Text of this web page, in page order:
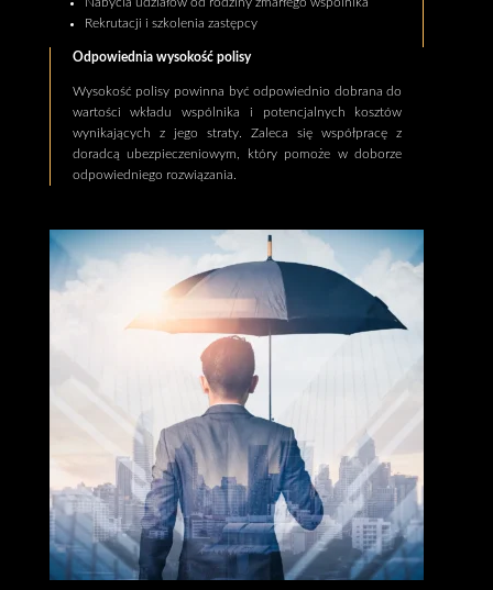
Rekrutacji i szkolenia zastępcy
Odpowiednia wysokość polisy
Wysokość polisy powinna być odpowiednio dobrana do
wartości wkładu wspólnika i potencjalnych kosztów
wynikających z jego straty. Zaleca się współpracę z
doradcą ubezpieczeniowym, który pomoże w doborze
odpowiedniego rozwiązania.